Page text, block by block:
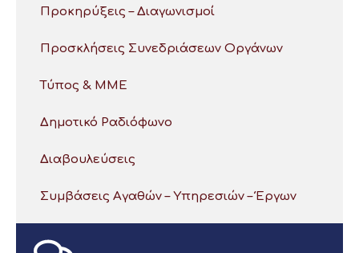
Προκηρύξεις – Διαγωνισμοί
Προσκλήσεις Συνεδριάσεων Οργάνων
Τύπος & ΜΜΕ
Δημοτικό Ραδιόφωνο
Διαβουλεύσεις
Συμβάσεις Αγαθών – Υπηρεσιών – Έργων